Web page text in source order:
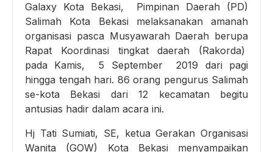
Galaxy Kota Bekasi, Pimpinan Daerah (PD)
Salimah Kota Bekasi melaksanakan amanah
organisasi pasca Musyawarah Daerah berupa
Rapat Koordinasi tingkat daerah (Rakorda)
pada Kamis, 5 September 2019 dari pagi
hingga tengah hari. 86 orang pengurus Salimah
se-kota Bekasi dari 12 kecamatan begitu
antusias hadir dalam acara ini.
Hj Tati Sumiati, SE, ketua Gerakan Organisasi
Wanita (GOW) Kota Bekasi menyampaikan